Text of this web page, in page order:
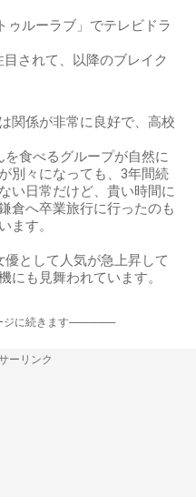
ゥルーラブ」でテレビドラ
されて、以降のブレイク
関係が非常に良好で、高校
を食べるグループが自然に
別々になっても、3年間続
い日常だけど、貴い時間に
倉へ卒業旅行に行ったのも
ます。
として人気が急上昇して
にも見舞われています。
に続きます-----------------
ーリンク